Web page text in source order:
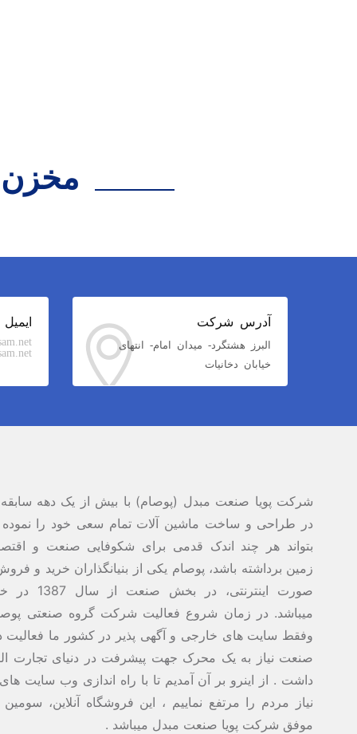
مخزن
آدرس شرکت
البرز هشتگرد- میدان امام- انتهای
خیابان دخانیات
ایمیل
شرکت پویا صنعت مبدل (پوصام) با بیش از یک دهه
در طراحی و ساخت ماشین آلات تمام سعی خود را
بتواند هر چند اندک قدمی برای شکوفایی صنعت و
زمین برداشته باشد، پوصام یکی از بنیانگذاران خرید و
صورت اینترنتی، در
میباشد. در زمان شروع فعالیت شرکت گروه صنعتی
وفقط سایت های خارجی و آگهی پذیر در کشور ما فعالیت
صنعت نیاز به یک محرک جهت پیشرفت در دنیای تجارت
داشت . از اینرو بر آن آمدیم تا با راه اندازی وب سایت
نیاز مردم را مرتفع نماییم ، این فروشگاه آنلاین،
موفق شرکت پویا صنعت مبدل میباشد .